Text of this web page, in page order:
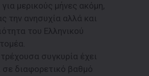
μερικούς μήνες ακόμη,
την ανησυχία αλλά και
του Ελληνικού
συγκυρία έχει
σε διαφορετικό βαθμό